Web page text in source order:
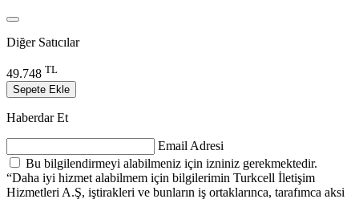
Diğer Satıcılar
49.748 TL
Sepete Ekle
Haberdar Et
Email Adresi
Bu bilgilendirmeyi alabilmeniz için izniniz gerekmektedir.
“Daha iyi hizmet alabilmem için bilgilerimin Turkcell İletişim
Hizmetleri A.Ş, iştirakleri ve bunların iş ortaklarınca, tarafımca aksi